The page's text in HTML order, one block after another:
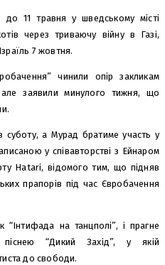
11 травня у шведському місті
через триваючу війну в Газі,
7 жовтня.
чинили опір закликам
але заявили минулого тижня, що
суботу, а Мурад братиме участь у
у співавторстві з Ейнаром
Hatari, відомого тим, що підняв
прапорів під час Євробачення
“Інтифада на танцполі”, і прагне
піснею “Дикий Захід”, у якій
до свободи.